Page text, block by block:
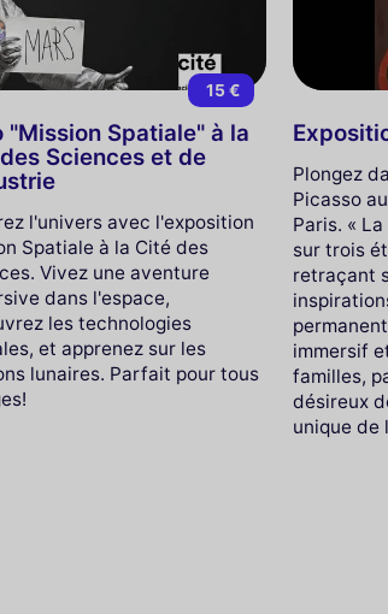
15 €
"Mission Spatiale" à la
Sciences et de
l'univers avec l'exposition
Spatiale à la Cité des
Vivez une aventure
dans l'espace,
les technologies
et apprenez sur les
lunaires. Parfait pour tous
Plongez
Picasso
Paris. «
sur trois
retraçant
immersif
familles,
désireux
unique de